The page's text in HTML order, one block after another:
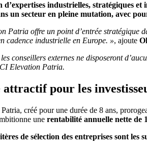
d’expertises industrielles, stratégiques
un secteur en pleine mutation, avec
Patria offre un point d’entrée stratégique
cadence industrielle en Europe. », ajoute
conseillers externes ne disposeront
Elevation Patria.
pour les
créé pour une durée de 8 ans,
une rentabilité annuelle nette de
de sélection des entreprises sont les